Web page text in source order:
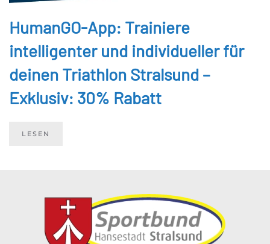
HumanGO-App: Trainiere
intelligenter und individueller für
deinen Triathlon Stralsund –
Exklusiv: 30% Rabatt
LESEN